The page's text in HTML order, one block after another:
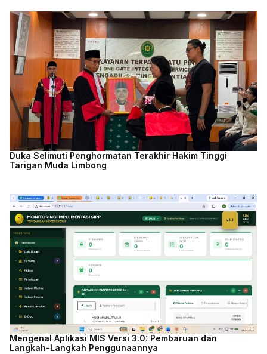
Duka Selimuti Penghormatan Terakhir Hakim Tinggi
Tarigan Muda Limbong
Mengenal Aplikasi MIS Versi 3.0: Pembaruan dan
Langkah-Langkah Penggunaannya